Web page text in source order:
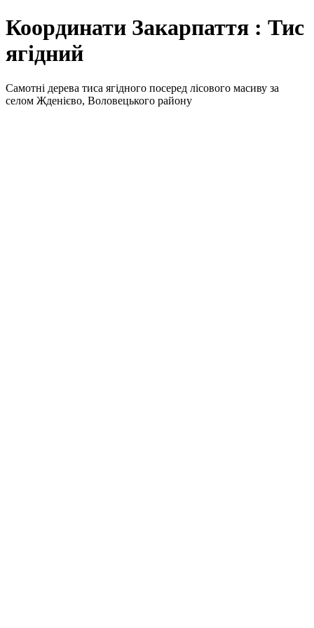
Координати Закарпаття : Тис
ягідний
Самотні дерева тиса ягідного посеред лісового масиву за
селом Жденієво, Воловецького району